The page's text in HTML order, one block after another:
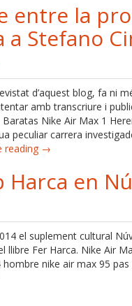
entre la
a Stefano
d’aquest blog, fa ni
amb transcriure i
Nike Air Max 1
peculiar carrera
reading →
Harca en
el suplement cultural
llibre Fer Harca. Nike Air
hombre nike air max 95